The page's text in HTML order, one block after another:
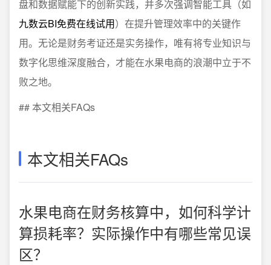
盘和数据赋能下的创新实践，并多次强调智能工具（如
九数云BI免费在线试用）在提升管理效率中的关键作
用。无论是财务考证还是实务操作，唯有将专业知识与
数字化思维深度融合，才能在水果电商的浪潮中立于不
败之地。
## 本文相关FAQs
本文相关FAQs
水果电商在财务核算中，如何科学计
算损耗率？实际操作中有哪些常见误
区？